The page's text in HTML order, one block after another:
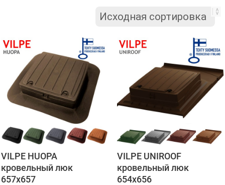
VILPE HUOPA
кровельный люк
657х657
VILPE UNIROOF
кровельный люк
654х656